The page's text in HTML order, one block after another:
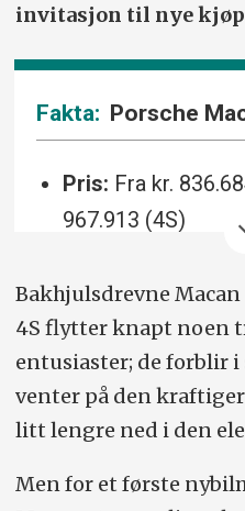
invitasjon til nye
Porsche
Pris: Fra kr.
967.913 (4S)
kWt, 95 kWt
Lengde/bredde
speil)/høyde/
4784/2152/1622/
Bagasjevolum
:
Bakhjulsdrevne
4S flytter knapt noen
entusiaster; de forblir i
venter på den
litt lengre ned i den
Men for et første